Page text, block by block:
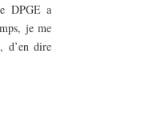
DPGE a
je me
d’en dire